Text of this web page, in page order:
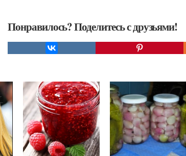
Понравилось? Поделитесь с друзьями!